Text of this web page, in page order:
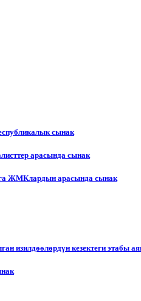
сынак
арасында сынак
ЖМКлардын арасында сынак
изилдөөлөрдүн кезектеги этабы